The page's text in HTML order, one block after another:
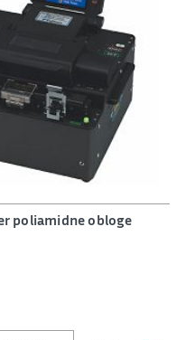
poliamidne obloge